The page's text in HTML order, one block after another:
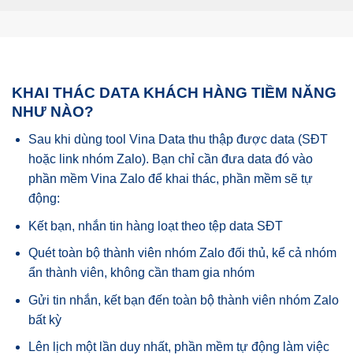
KHAI THÁC DATA KHÁCH HÀNG TIỀM NĂNG
NHƯ NÀO?
Sau khi dùng tool Vina Data thu thập được data (SĐT
hoặc link nhóm Zalo). Bạn chỉ cần đưa data đó vào
phần mềm Vina Zalo để khai thác, phần mềm sẽ tự
động:
Kết bạn, nhắn tin hàng loạt theo tệp data SĐT
Quét toàn bộ thành viên nhóm Zalo đối thủ, kể cả nhóm
ẩn thành viên, không cần tham gia nhóm
Gửi tin nhắn, kết bạn đến toàn bộ thành viên nhóm Zalo
bất kỳ
Lên lịch một lần duy nhất, phần mềm tự động làm việc